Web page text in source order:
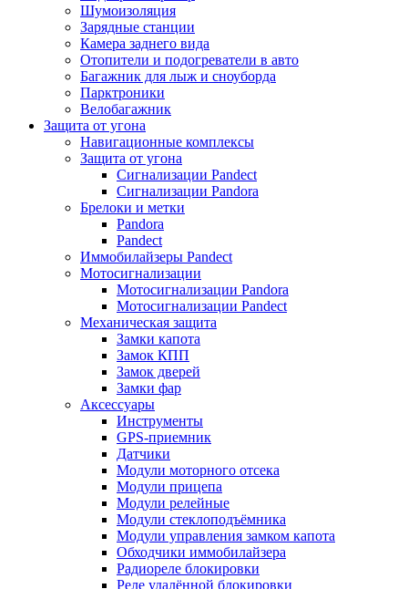
Шумоизоляция
Зарядные станции
Камера заднего вида
Отопители и подогреватели в авто
Багажник для лыж и сноуборда
Парктроники
Велобагажник
Защита от угона
Навигационные комплексы
Защита от угона
Сигнализации Pandect
Сигнализации Pandora
Брелоки и метки
Pandora
Pandect
Иммобилайзеры Pandect
Мотосигнализации
Мотосигнализации Pandora
Мотосигнализации Pandect
Механическая защита
Замки капота
Замок КПП
Замок дверей
Замки фар
Аксессуары
Инструменты
GPS-приемник
Датчики
Модули моторного отсека
Модули прицепа
Модули релейные
Модули стеклоподъёмника
Модули управления замком капота
Обходчики иммобилайзера
Радиореле блокировки
Реле удалённой блокировки